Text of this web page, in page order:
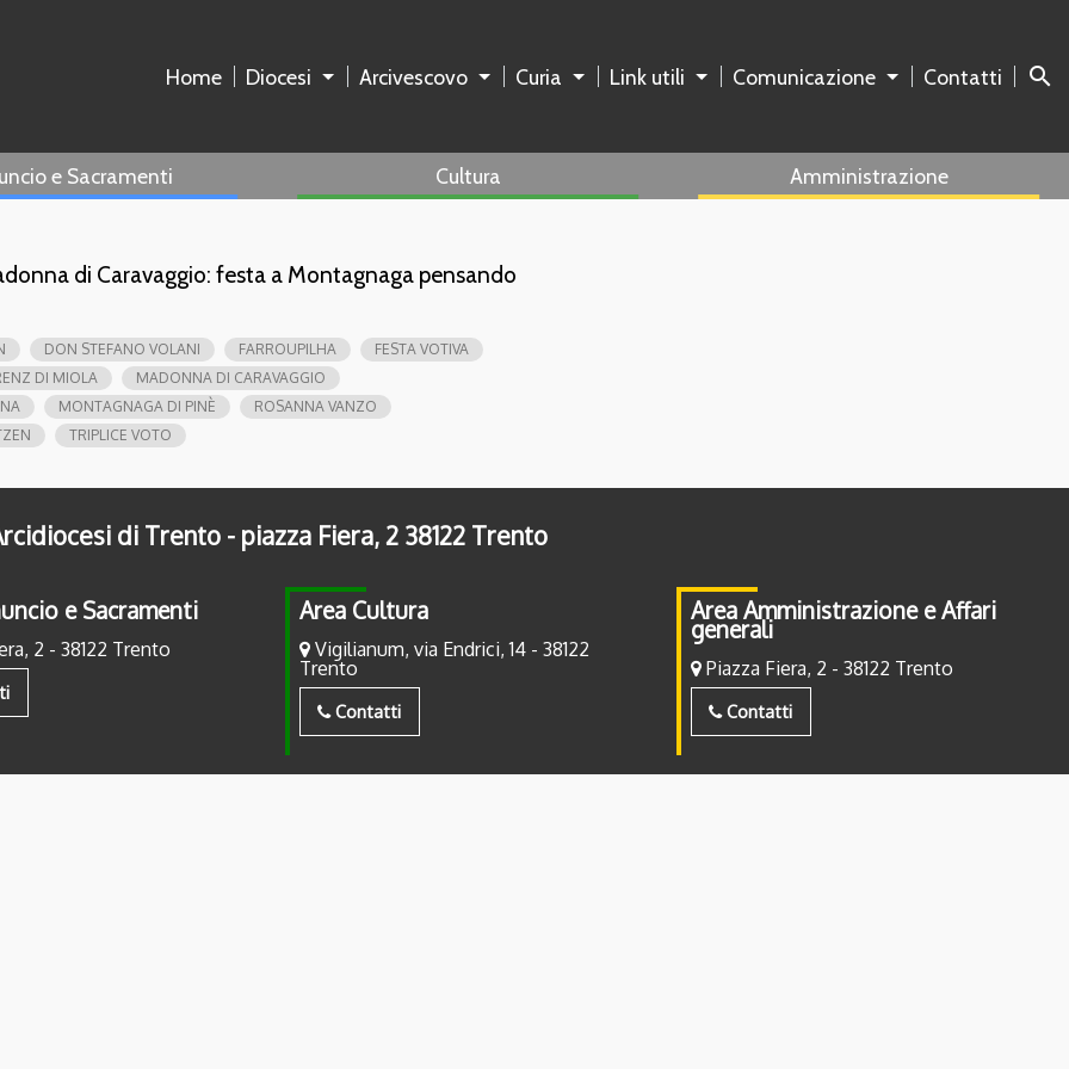
Home Diocesi Arcivescovo Curia Link utili Comunicazione Contatti search
e Sacramenti Cultura Amministrazione
di Caravaggio: festa a Montagnaga pensando
DON STEFANO VOLANI FARROUPILHA
FESTA VOTIVA
DI MIOLA
MADONNA DI CARAVAGGIO
MONTAGNAGA DI PINÈ
ROSANNA VANZO
TRIPLICE VOTO
di Trento - piazza Fiera, 2 38122 Trento
e Sacramenti
2 - 38122 Trento
Area Cultura
Vigilianum, via Endrici, 14 - 38122
Trento
Contatti
Area Amministrazione e Affari
generali
Piazza Fiera, 2 - 38122 Trento
Contatti